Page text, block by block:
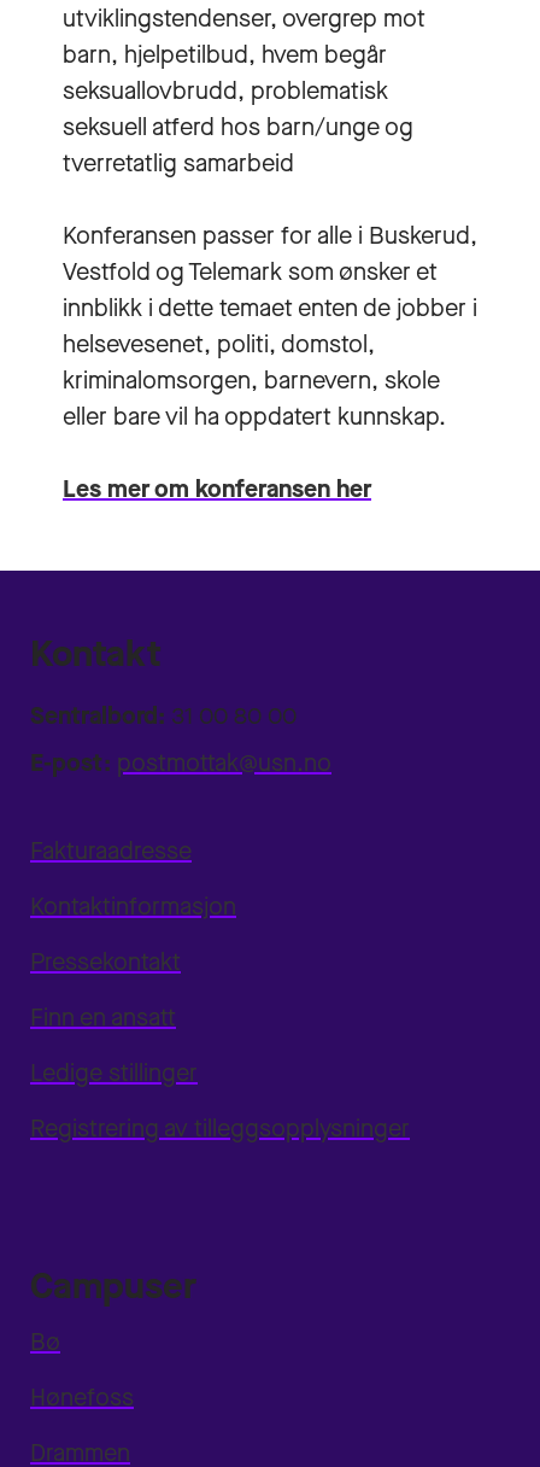
utviklingstendenser, overgrep mot
barn, hjelpetilbud, hvem begår
seksuallovbrudd, problematisk
seksuell atferd hos barn/unge og
tverretatlig samarbeid
Konferansen passer for alle i Buskerud,
Vestfold og Telemark som ønsker et
innblikk i dette temaet enten de jobber i
helsevesenet, politi, domstol,
kriminalomsorgen, barnevern, skole
eller bare vil ha oppdatert kunnskap.
Les mer om konferansen her
Kontakt
Sentralbord: 31 00 80 00
E-post: postmottak@usn.no
Fakturaadresse
Kontaktinformasjon
Pressekontakt
Finn en ansatt
Ledige stillinger
Registrering av tilleggsopplysninger
Campuser
Bø
Hønefoss
Drammen